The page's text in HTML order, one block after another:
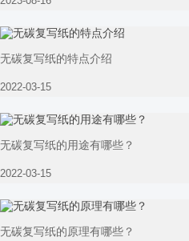
无碳复写纸的特点介绍
2022-03-15
无碳复写纸的用途有哪些？
2022-03-15
无碳复写纸的原理有哪些？